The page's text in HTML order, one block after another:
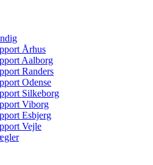
Århus
Aalborg
Randers
Odense
Silkeborg
Viborg
Esbjerg
Vejle